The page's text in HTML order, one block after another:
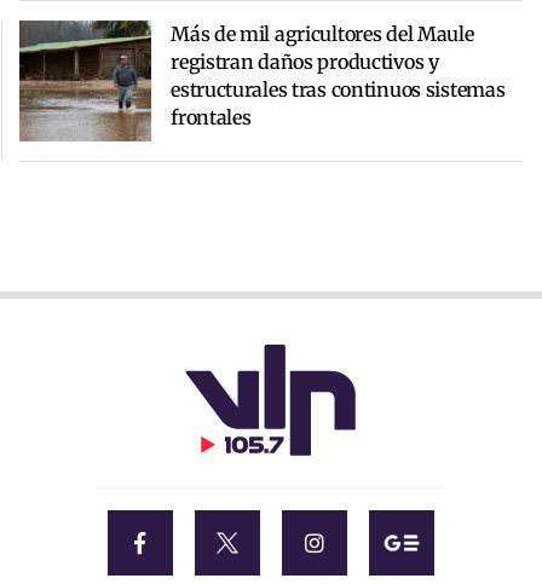
Más de mil agricultores del Maule
registran daños productivos y
estructurales tras continuos sistemas
frontales